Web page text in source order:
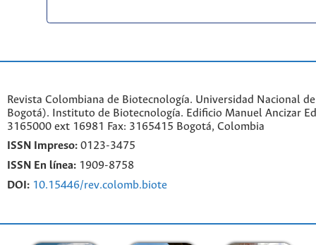
Revista Colombiana de Biotecnología. Universidad Nacional
Bogotá). Instituto de Biotecnología. Edificio Manuel Ancizar
3165000 ext 16981 Fax: 3165415 Bogotá, Colombia
ISSN Impreso: 0123-3475
ISSN En línea: 1909-8758
DOI: 10.15446/rev.colomb.biote